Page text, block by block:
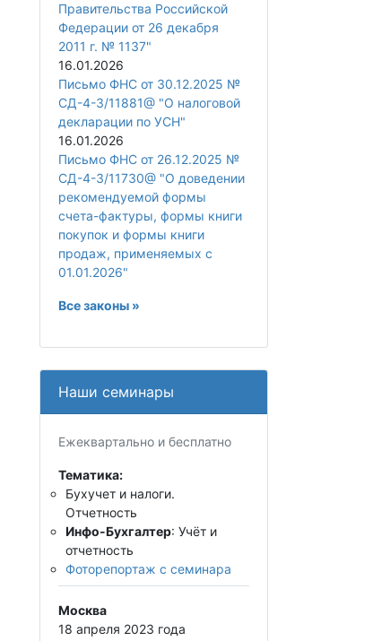
Правительства Российской
Федерации от 26 декабря
2011 г. № 1137"
16.01.2026
Письмо ФНС от 30.12.2025 №
СД-4-3/11881@ "О налоговой
декларации по УСН"
16.01.2026
Письмо ФНС от 26.12.2025 №
СД-4-3/11730@ "О доведении
рекомендуемой формы
счета-фактуры, формы книги
покупок и формы книги
продаж, применяемых с
01.01.2026"
Все законы »
Наши семинары
Ежеквартально и бесплатно
Тематика:
Бухучет и налоги.
Отчетность
Инфо-Бухгалтер: Учёт и
отчетность
Фоторепортаж с семинара
Москва
18 апреля 2023 года